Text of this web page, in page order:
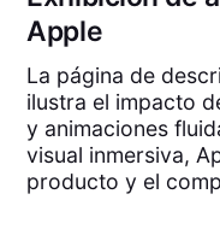
Apple
La página de
ilustra el impacto
y animaciones
visual inmersiva,
producto y el